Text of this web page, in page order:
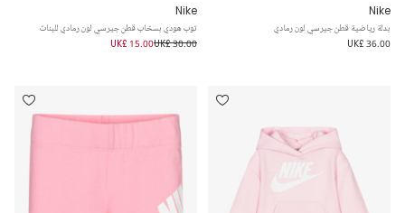
Nike
بدلة رياضية قطن جيرسي لون رمادي
UK£ 36.00
Nike
توب هودي بسحّاب قطن جيرسي لون رمادي للبنات
UK£ 30.00
UK£ 15.00